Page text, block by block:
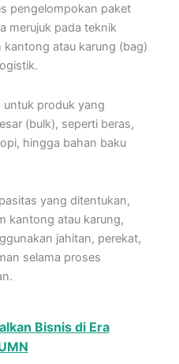
pengelompokan paket
merujuk pada teknik
kantong atau karung (bag)
untuk produk yang
(bulk), seperti beras,
hingga bahan baku
yang ditentukan,
kantong atau karung,
jahitan, perekat,
selama proses
Bisnis di Era